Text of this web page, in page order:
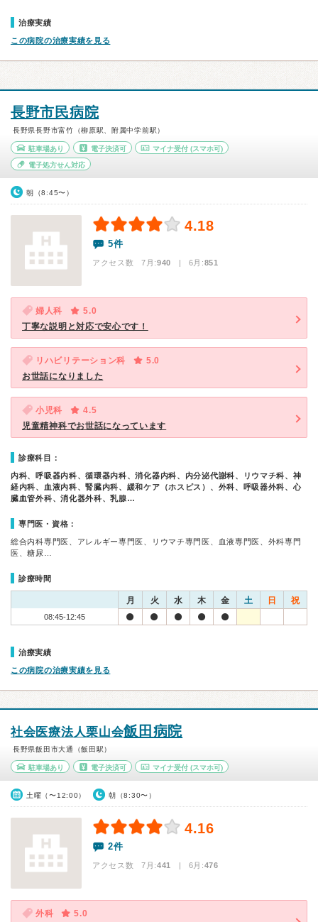
治療実績
この病院の治療実績を見る
長野市民病院
長野県長野市富竹（柳原駅、附属中学前駅）
駐車場あり 電子決済可 マイナ受付 (スマホ可)
電子処方せん対応
朝（8:45〜）
4.18
5件
アクセス数 7月:940 | 6月:851
婦人科
5.0
丁寧な説明と対応で安心です！
リハビリテーション科
5.0
お世話になりました
小児科
4.5
児童精神科でお世話になっています
診療科目：
内科、呼吸器内科、循環器内科、消化器内科、内分泌代謝科、リウマチ科、神
経内科、血液内科、腎臓内科、緩和ケア（ホスピス）、外科、呼吸器外科、心
臓血管外科、消化器外科、乳腺…
専門医・資格：
総合内科専門医、アレルギー専門医、リウマチ専門医、血液専門医、外科専門
医、糖尿…
診療時間
月 火 水 木 金 土 日 祝
08:45-12:45
治療実績
この病院の治療実績を見る
社会医療法人栗山会飯田病院
長野県飯田市大通（飯田駅）
駐車場あり 電子決済可 マイナ受付 (スマホ可)
土曜（〜12:00） 朝（8:30〜）
4.16
2件
アクセス数 7月:441 | 6月:476
外科 5.0